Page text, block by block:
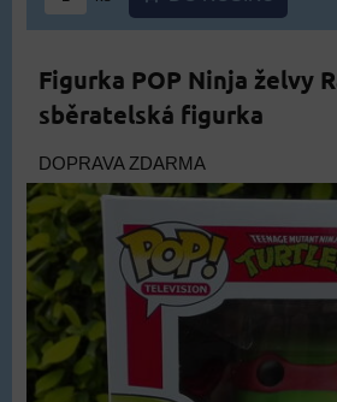
Figurka POP Ninja želvy
sběratelská figurka
DOPRAVA ZDARMA